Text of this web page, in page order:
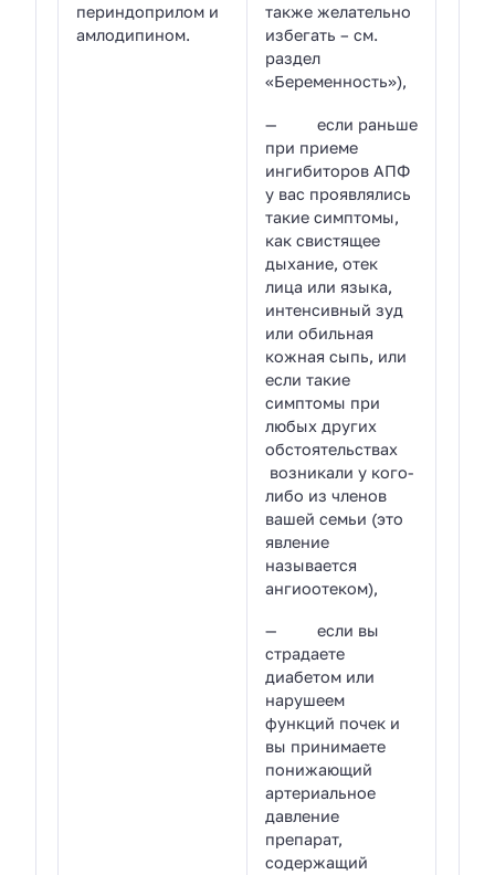
периндоприлом и
амлодипином.
также желательно
избегать – см.
раздел
«Беременность»),
— если раньше
при приеме
ингибиторов АПФ
у вас проявлялись
такие симптомы,
как свистящее
дыхание, отек
лица или языка,
интенсивный зуд
или обильная
кожная сыпь, или
если такие
симптомы при
любых других
обстоятельствах
возникали у кого-
либо из членов
вашей семьи (это
явление
называется
ангиоотеком),
— если вы
страдаете
диабетом или
нарушеем
функций почек и
вы принимаете
понижающий
артериальное
давление
препарат,
содержащий